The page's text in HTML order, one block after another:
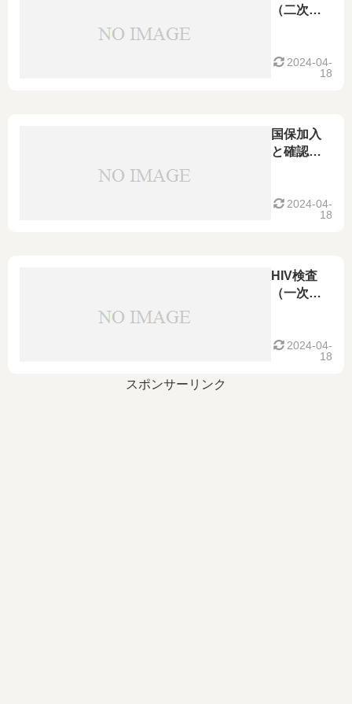
（二次検
2024-04-
18
国保加入
と確認検
2024-04-
18
HIV検査
（一次検
2024-04-
18
スポンサーリンク